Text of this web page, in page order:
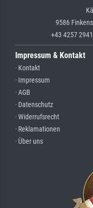
9586
+43 4257
Impressum & Kontakt
· Kontakt
· Impressum
· AGB
· Datenschutz
· Widerrufsrecht
· Reklamationen
· Über uns